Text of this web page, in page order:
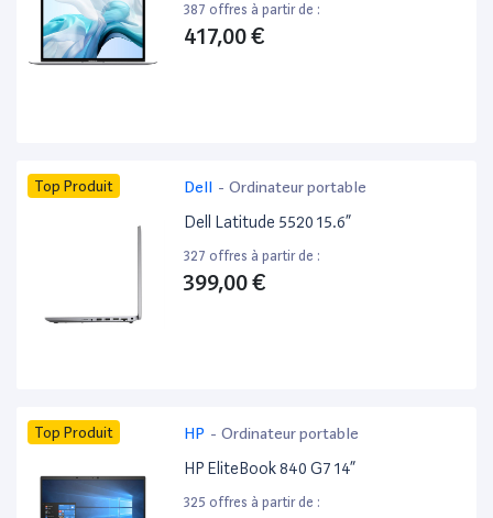
387 offres à partir de :
417,00 €
Top Produit Dell - Ordinateur portable
Dell Latitude 5520 15.6”
327 offres à partir de :
399,00 €
Top Produit HP - Ordinateur portable
HP EliteBook 840 G7 14”
325 offres à partir de :